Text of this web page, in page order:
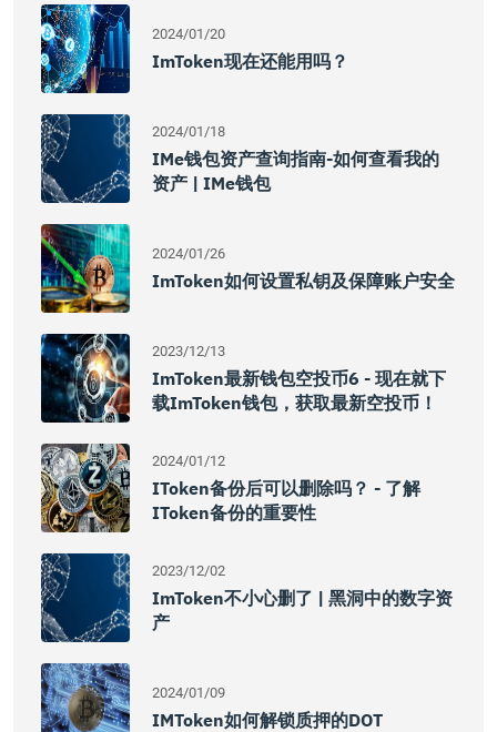
2024/01/20
ImToken现在还能用吗？
2024/01/18
IMe钱包资产查询指南-如何查看我的
资产 | IMe钱包
2024/01/26
ImToken如何设置私钥及保障账户安全
2023/12/13
ImToken最新钱包空投币6 - 现在就下
载imToken钱包，获取最新空投币！
2024/01/12
IToken备份后可以删除吗？ - 了解
IToken备份的重要性
2023/12/02
ImToken不小心删了 | 黑洞中的数字资
产
2024/01/09
IMToken如何解锁质押的DOT